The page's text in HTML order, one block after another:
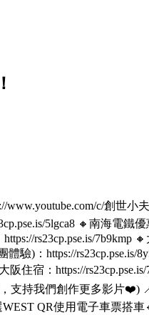
c/創世小夫
5lgca8 🔸南海電鐵
rs23cp.pse.is/7b9kmp
驗)：https://rs23cp.pse.is/
住宿：https://
持我們創作更多影片❤️) 📍
WEST QR使用電子車票